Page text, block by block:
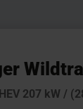
207 kW /